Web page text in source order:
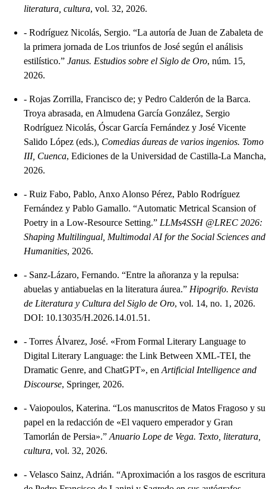
literatura, cultura, vol. 32, 2026.
- Rodríguez Nicolás, Sergio. “La autoría de Juan de Zabaleta de
la primera jornada de Los triunfos de José según el análisis
estilístico.” Janus. Estudios sobre el Siglo de Oro, núm. 15,
2026.
- Rojas Zorrilla, Francisco de; y Pedro Calderón de la Barca.
Troya abrasada, en Almudena García González, Sergio
Rodríguez Nicolás, Óscar García Fernández y José Vicente
Salido López (eds.), Comedias áureas de varios ingenios. Tomo
III, Cuenca, Ediciones de la Universidad de Castilla-La Mancha,
2026.
- Ruiz Fabo, Pablo, Anxo Alonso Pérez, Pablo Rodríguez
Fernández y Pablo Gamallo. “Automatic Metrical Scansion of
Poetry in a Low-Resource Setting.” LLMs4SSH @LREC 2026:
Shaping Multilingual, Multimodal AI for the Social Sciences and
Humanities, 2026.
- Sanz-Lázaro, Fernando. “Entre la añoranza y la repulsa:
abuelas y antiabuelas en la literatura áurea.” Hipogrifo. Revista
de Literatura y Cultura del Siglo de Oro, vol. 14, no. 1, 2026.
DOI: 10.13035/H.2026.14.01.51.
- Torres Álvarez, José. «From Formal Literary Language to
Digital Literary Language: the Link Between XML-TEI, the
Dramatic Genre, and ChatGPT», en Artificial Intelligence and
Discourse, Springer, 2026.
- Vaiopoulos, Katerina. “Los manuscritos de Matos Fragoso y su
papel en la redacción de «El vaquero emperador y Gran
Tamorlán de Persia».” Anuario Lope de Vega. Texto, literatura,
cultura, vol. 32, 2026.
- Velasco Sainz, Adrián. “Aproximación a los rasgos de escritura